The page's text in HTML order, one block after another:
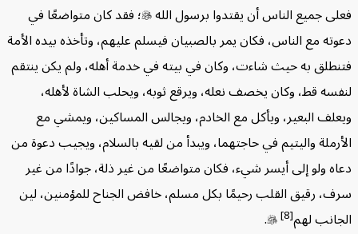
جميع الناس أن يقتدوا برسول الله؛ فقد كان متواضعًا في
مع الناس، فكان يمر بالصبيان فيسلم عليهم، وتأخذه بيده الأمة
به حيث شاءت، وكان في بيته في خدمة أهله، ولم يكن ينتقم
قط، وكان يخصف نعله، ويرقع ثوبه، ويحلب الشاة لأهله،
البعير، ويأكل مع الخادم، ويجالس المساكين، ويمشي مع
واليتيم في حاجتهما، ويبدأ من لقيه بالسلام، ويجيب دعوة من
ولو إلى أيسر شيء، فكان متواضعًا من غير ذلة، جوادًا من غير
رقيق القلب رحيمًا بكل مسلم، خافض الجناح للمؤمنين، لين
لهم 
.